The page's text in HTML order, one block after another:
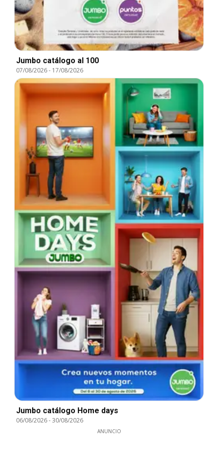
Jumbo catálogo al 100
07/08/2026- 17/08/2026
Jumbo catálogo Home days
06/08/2026-30/08/2026
ANUNCIO